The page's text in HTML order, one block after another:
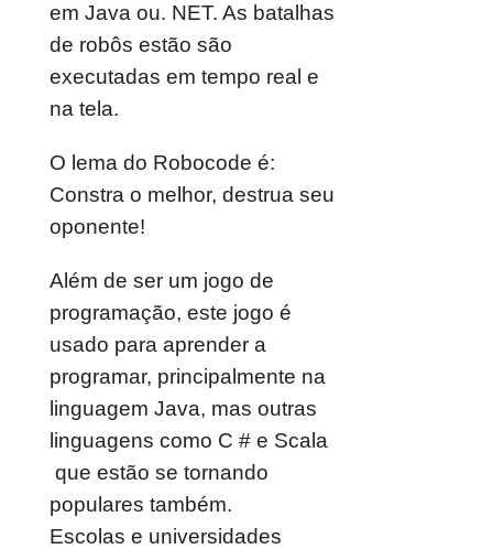
em Java ou. NET. As batalhas
de robôs estão são
executadas em tempo real e
na tela.
O lema do Robocode é:
Constra o melhor, destrua seu
oponente!
Além de ser um jogo de
programação, este jogo é
usado para aprender a
programar, principalmente na
linguagem Java, mas outras
linguagens como C # e Scala
que estão se tornando
populares também.
Escolas e universidades